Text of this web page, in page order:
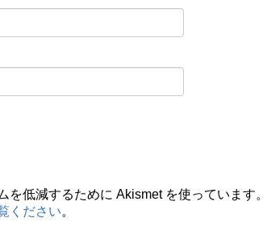
を低減するために Akismet を使っています。
ください。